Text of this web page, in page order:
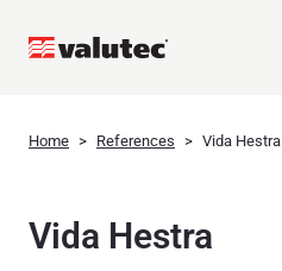
Home References Vida Hestra
Vida Hestra